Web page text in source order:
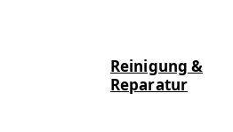
Reinigung &
Reparatur